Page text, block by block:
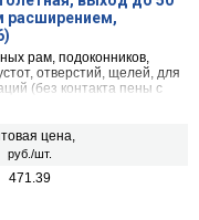
расширением,
рам, подоконников,
отверстий, щелей, для
(без контакта пены с
цена,
руб./шт.
471.39